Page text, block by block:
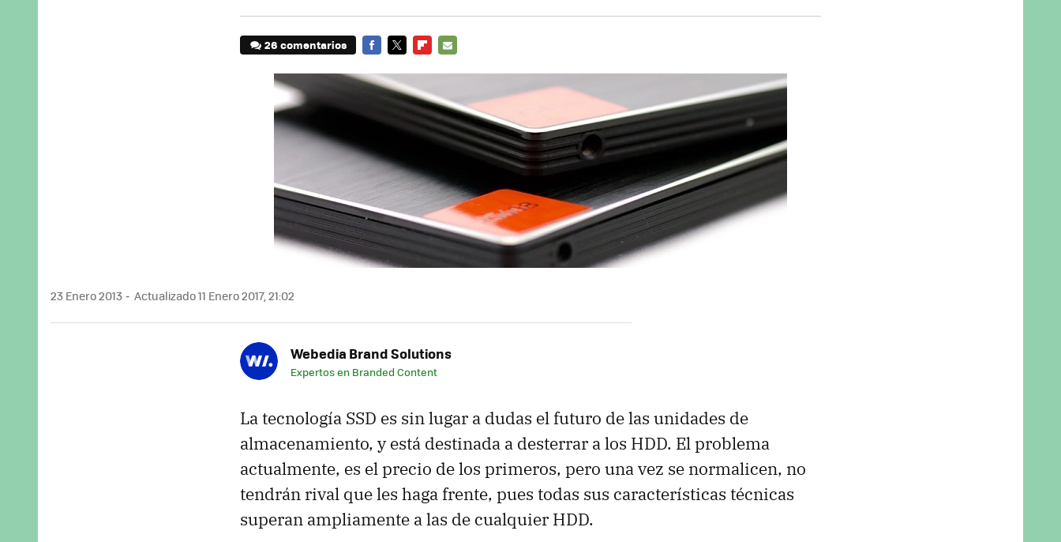
26 comentarios
23 Enero 2013 Actualizado 11 Enero 2017, 21:02
Webedia Brand Solutions
Expertos en Branded Content
La tecnología SSD es sin lugar a dudas el futuro de las unidades de
almacenamiento, y está destinada a desterrar a los HDD. El problema
actualmente, es el precio de los primeros, pero una vez se normalicen, no
tendrán rival que les haga frente, pues todas sus características técnicas
superan ampliamente a las de cualquier HDD.